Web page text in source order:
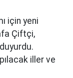
için yeni
Çiftçi,
iller ve